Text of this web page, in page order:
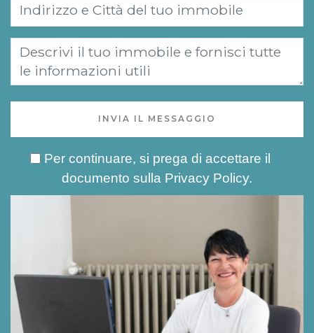
INVIA IL MESSAGGIO
Per continuare, si prega di accettare il
documento sulla Privacy Policy.